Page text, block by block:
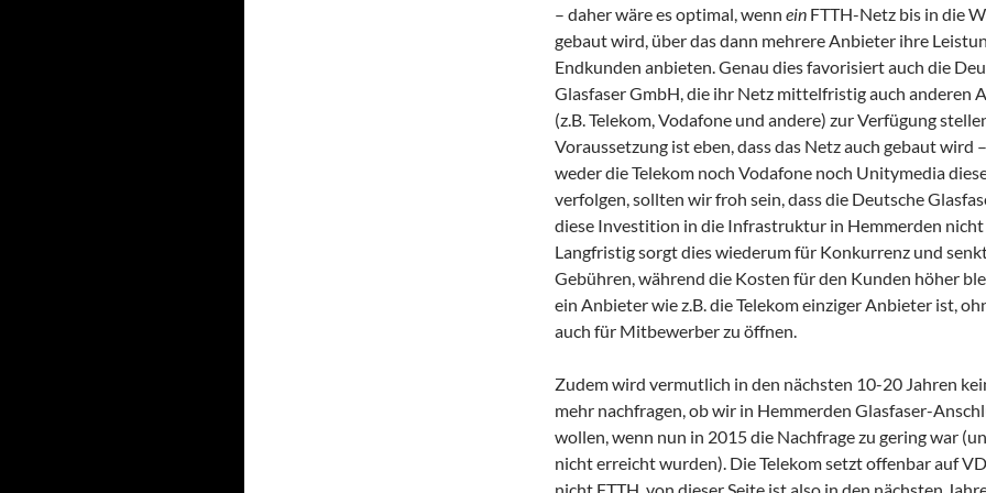
– daher wäre es optimal, wenn ein FTTH-Netz bis in die
gebaut wird, über das dann mehrere Anbieter ihre
Endkunden anbieten. Genau dies favorisiert auch die
Glasfaser GmbH, die ihr Netz mittelfristig auch anderen
(z.B. Telekom, Vodafone und andere) zur Verfügung
Voraussetzung ist eben, dass das Netz auch gebaut wird
weder die Telekom noch Vodafone noch Unitymedia
verfolgen, sollten wir froh sein, dass die Deutsche
diese Investition in die Infrastruktur in Hemmerden nicht
Langfristig sorgt dies wiederum für Konkurrenz und
Gebühren, während die Kosten für den Kunden höher
ein Anbieter wie z.B. die Telekom einziger Anbieter ist,
auch für Mitbewerber zu öffnen.
Zudem wird vermutlich in den nächsten 10-20 Jahren
mehr nachfragen, ob wir in Hemmerden Glasfaser-
wollen, wenn nun in 2015 die Nachfrage zu gering war
nicht erreicht wurden). Die Telekom setzt offenbar auf